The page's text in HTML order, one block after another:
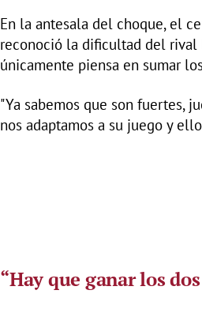
En la antesala del choque, el
reconoció la dificultad del rival
únicamente piensa en sumar
"Ya sabemos que son fuertes,
nos adaptamos a su juego y
“Hay que ganar los